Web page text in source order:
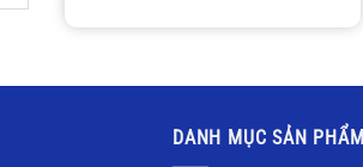
DANH MỤC SẢN PHẨM